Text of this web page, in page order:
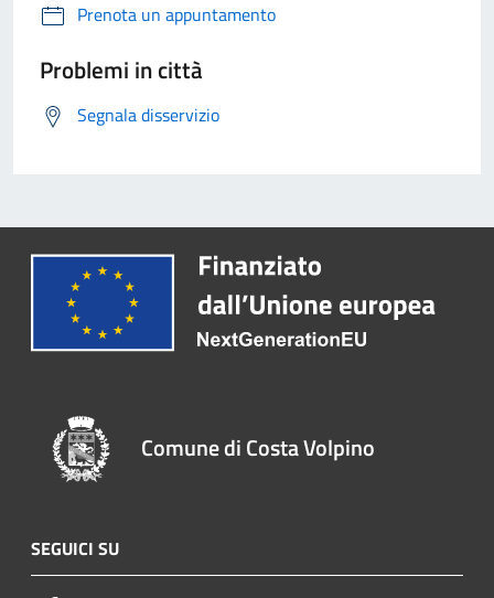
Prenota un appuntamento
Problemi in città
Segnala disservizio
Comune di Costa Volpino
SEGUICI SU